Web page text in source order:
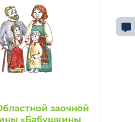
заочной
«Бабушкины